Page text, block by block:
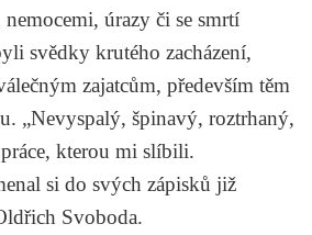
úrazy či se smrtí
svědky krutého zacházení,
zajatcům, především těm
„Nevyspalý, špinavý, roztrhaný,
kterou mi slíbili.
si do svých zápisků již
Svoboda.